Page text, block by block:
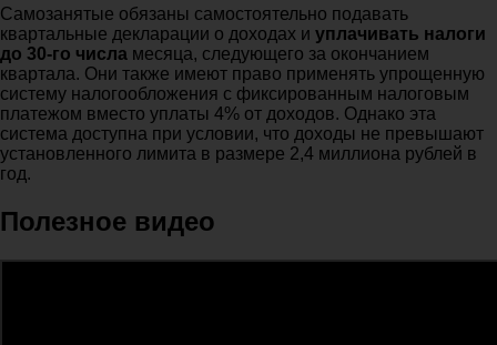
Самозанятые обязаны самостоятельно подавать
квартальные декларации о доходах и уплачивать налоги
до 30-го числа месяца, следующего за окончанием
квартала. Они также имеют право применять упрощенную
систему налогообложения с фиксированным налоговым
платежом вместо уплаты 4% от доходов. Однако эта
система доступна при условии, что доходы не превышают
установленного лимита в размере 2,4 миллиона рублей в
год.
Полезное видео